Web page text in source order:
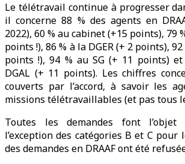
Le télétravail continue à progresser
il concerne 88 % des agents en
2022), 60 % au cabinet (+15 points), 79
points !), 86 % à la DGER (+ 2 points), 92
points !), 94 % au SG (+ 11 points)
DGAL (+ 11 points). Les chiffres
couverts par l’accord, à savoir les
missions télétravaillables (et pas tous
Toutes les demandes font l’objet
l’exception des catégories B et C pour
des demandes en DRAAF ont été